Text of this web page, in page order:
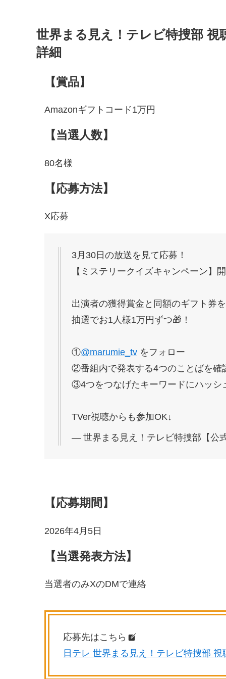
世界まる見え！テレビ特捜部
詳細
【賞品】
Amazonギフトコード1万円
【当選人数】
80名様
【応募方法】
X応募
3月30日の放送を見て応募！
【ミステリークイズキャンペーン】
出演者の獲得賞金と同額のギフト券を
抽選でお1人様1万円ずつ🎁！
①@marumie_tv をフォロー
②番組内で発表する4つのことばを確
③4つをつなげたキーワードにハッシ
TVer視聴からも参加OK↓
— 世界まる見え！テレビ特捜部【公
【応募期間】
2026年4月5日
【当選発表方法】
当選者のみXのDMで連絡
応募先はこちら
日テレ 世界まる見え！テレビ特捜部